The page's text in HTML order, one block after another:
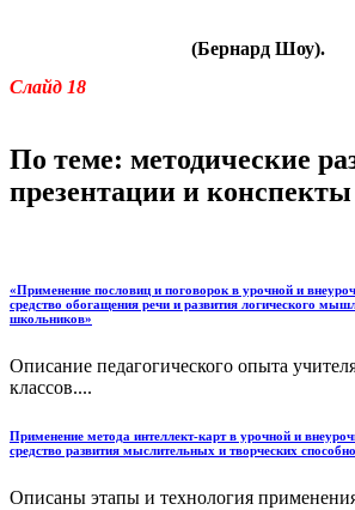
(Бернард Шоу).
Слайд 18
По теме: методические
презентации и конспекты
«Применение пословиц и поговорок в урочной и
средство обогащения речи и развития логического
школьников»
Описание педагогического опыта
классов....
Применение метода интеллект-карт в урочной и
средство развития мыслительных и творческих
Описаны этапы и технология